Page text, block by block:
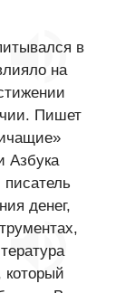
в
на
Пишет
Азбука
денег,
который